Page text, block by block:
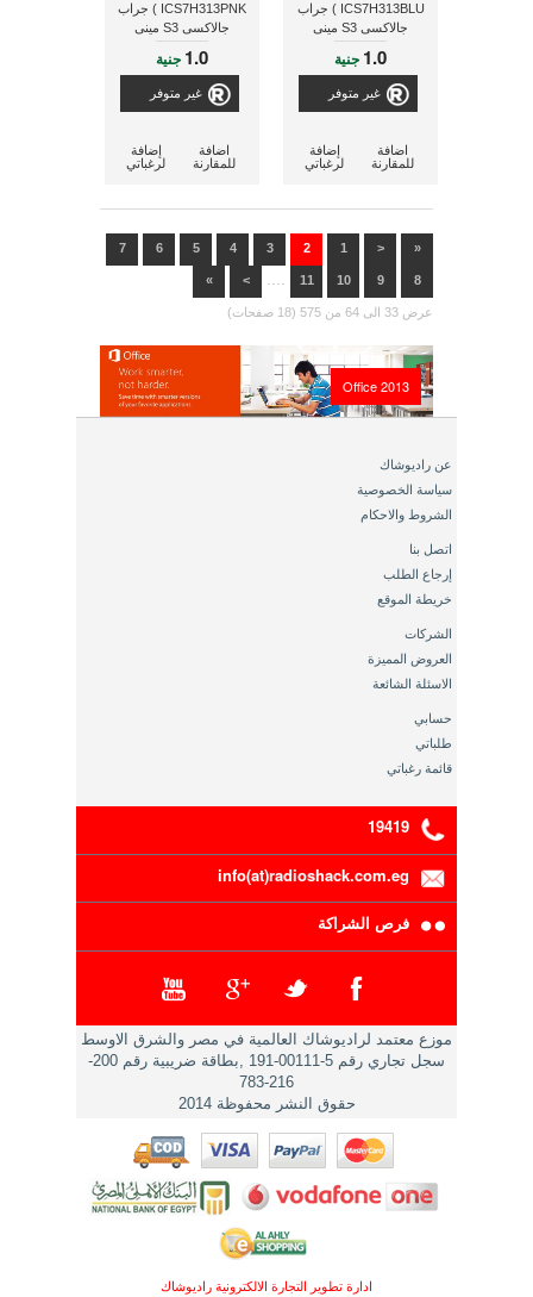
ICS7H313BLU ) جراب
جالاكسى S3 مينى
1.0 جنية
غير متوفر
إضافة
لرغباتي
اضافة
للمقارنة
ICS7H313PNK ) جراب
جالاكسى S3 مينى
1.0 جنية
غير متوفر
إضافة
لرغباتي
اضافة
للمقارنة
«
<
1
2
3
4
5
6
7
8
9
10
11
....
>
»
عرض 33 الى 64 من 575 (18 صفحات)
Office 2013
عن راديوشاك
سياسة الخصوصية
الشروط والاحكام
اتصل بنا
إرجاع الطلب
خريطة الموقع
الشركات
العروض المميزة
الاسئلة الشائعة
حسابي
طلباتي
قائمة رغباتي
19419
info(at)radioshack.com.eg
فرص الشراكة
موزع معتمد لراديوشاك العالمية في مصر والشرق الاوسط
سجل تجاري رقم 5-00111-191 ,بطاقة ضريبية رقم 200-
216-783
حقوق النشر محفوظة 2014
ادارة تطوير التجارة الالكترونية راديوشاك